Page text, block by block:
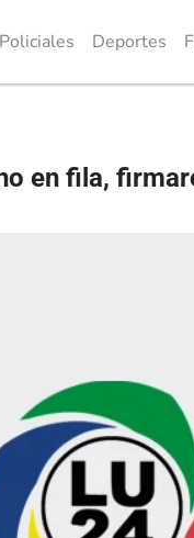
Policiales Deportes
en fila,